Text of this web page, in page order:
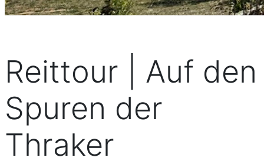
Reittour | Auf den
Spuren der
Thraker